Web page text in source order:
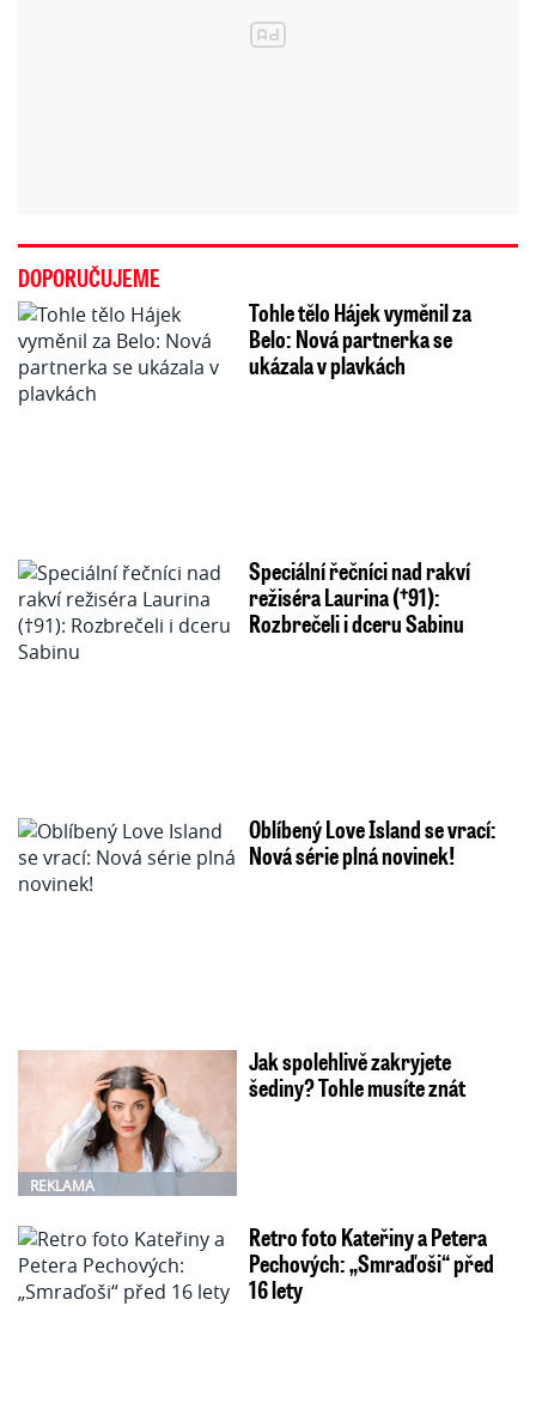
DOPORUČUJEME
Tohle tělo Hájek vyměnil za
Belo: Nová partnerka se
ukázala v plavkách
Speciální řečníci nad rakví
režiséra Laurina (†91):
Rozbrečeli i dceru Sabinu
Oblíbený Love Island se vrací:
Nová série plná novinek!
REKLAMA
Jak spolehlivě zakryjete
šediny? Tohle musíte znát
Retro foto Kateřiny a Petera
Pechových: „Smraďoši“ před
16 lety